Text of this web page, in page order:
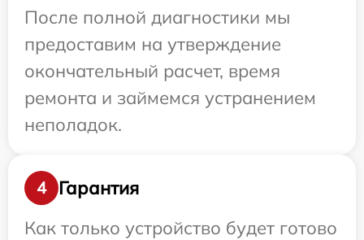
После полной диагностики мы
предоставим на утверждение
окончательный расчет, время
ремонта и займемся устранением
неполадок.
4
Гарантия
Как только устройство будет готово